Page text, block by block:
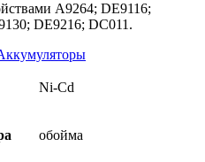
A9264; DE9116;
DE9216; DC011.
Ni-Cd
обойма